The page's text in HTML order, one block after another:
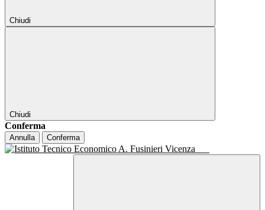
Chiudi
Chiudi
Conferma
Annulla Conferma